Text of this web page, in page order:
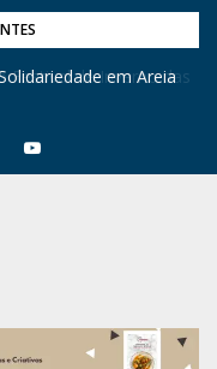
em Areia